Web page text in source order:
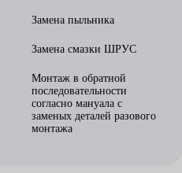
Замена пыльника
Замена смазки ШРУС
Монтаж в обратной
последовательности
согласно мануала с
заменых деталей разового
монтажа